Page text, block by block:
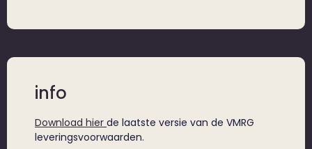
info
Download hier de laatste versie van de VMRG
leveringsvoorwaarden.